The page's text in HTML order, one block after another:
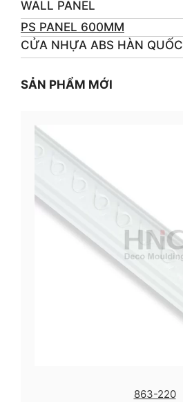
WALL PANEL
PS PANEL 600MM
CỬA NHỰA ABS HÀN QUỐC
SẢN PHẨM MỚI
863-220